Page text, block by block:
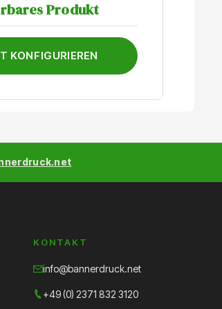
Produkt
KONFIGURIEREN
KONTAKT
info@bannerdruck.net
+49 (0) 2371 832 3120